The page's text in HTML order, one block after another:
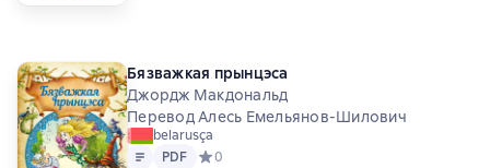
Бязважкая прынцэса
Джордж Макдональд
Перевод Алесь Емельянов-Шилович
belarusça
Metin
PDF
PDF Средний рейтинг 0 на основе 0 оценок
0